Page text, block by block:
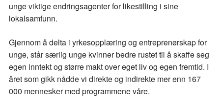
unge viktige endringsagenter for likestilling i sine
lokalsamfunn.
Gjennom å delta i yrkesopplæring og entreprenørskap for
unge, står særlig unge kvinner bedre rustet til å skaffe seg
egen inntekt og større makt over eget liv og egen fremtid. I
året som gikk nådde vi direkte og indirekte mer enn 167
000 mennesker med programmene våre.